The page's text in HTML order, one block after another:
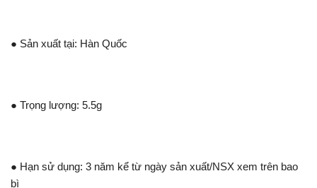
● Sản xuất tại: Hàn Quốc
● Trọng lượng: 5.5g
● Hạn sử dụng: 3 năm kể từ ngày sản xuất/NSX xem trên bao
bì